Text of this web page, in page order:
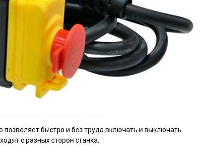
быстро и без труда включать и выключать
с разных сторон станка.